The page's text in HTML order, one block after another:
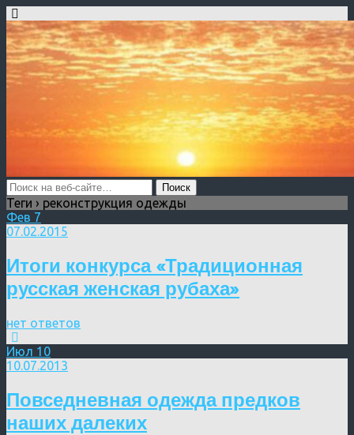
Теги › реконструкция одежды
Фев 7
07.02.2015
Итоги конкурса «Традиционная
русская женская рубаха»
нет ответов
Июл 10
10.07.2013
Повседневная одежда предков
наших далеких